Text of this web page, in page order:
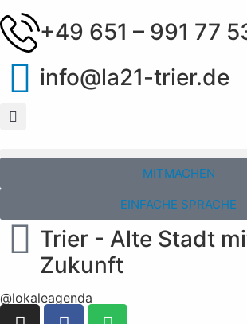
+49 651 – 991 77
info@la21-trier.de
MITMACHEN
EINFACHE SPRACHE
Trier - Alte Stadt
Zukunft
@lokaleagenda